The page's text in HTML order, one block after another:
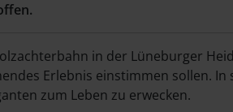
in der Lüneburger
Erlebnis einstimmen sollen. In
zum Leben zu erwecken.